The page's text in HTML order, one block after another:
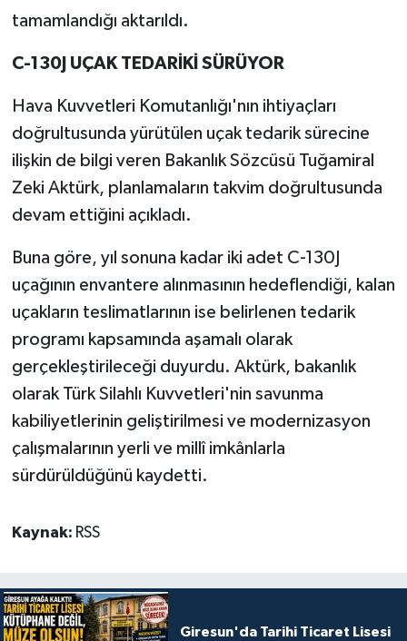
tamamlandığı aktarıldı.
C-130J UÇAK TEDARİKİ SÜRÜYOR
Hava Kuvvetleri Komutanlığı'nın ihtiyaçları
doğrultusunda yürütülen uçak tedarik sürecine
ilişkin de bilgi veren Bakanlık Sözcüsü Tuğamiral
Zeki Aktürk, planlamaların takvim doğrultusunda
devam ettiğini açıkladı.
Buna göre, yıl sonuna kadar iki adet C-130J
uçağının envantere alınmasının hedeflendiği, kalan
uçakların teslimatlarının ise belirlenen tedarik
programı kapsamında aşamalı olarak
gerçekleştirileceği duyurdu. Aktürk, bakanlık
olarak Türk Silahlı Kuvvetleri'nin savunma
kabiliyetlerinin geliştirilmesi ve modernizasyon
çalışmalarının yerli ve millî imkânlarla
sürdürüldüğünü kaydetti.
Kaynak: RSS
Giresun'da Tarihi Ticaret Lisesi